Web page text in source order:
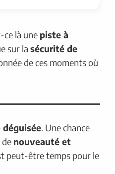
là une piste à
sur la sécurité de
de ces moments où
. Une chance
nouveauté et
peut-être temps pour le